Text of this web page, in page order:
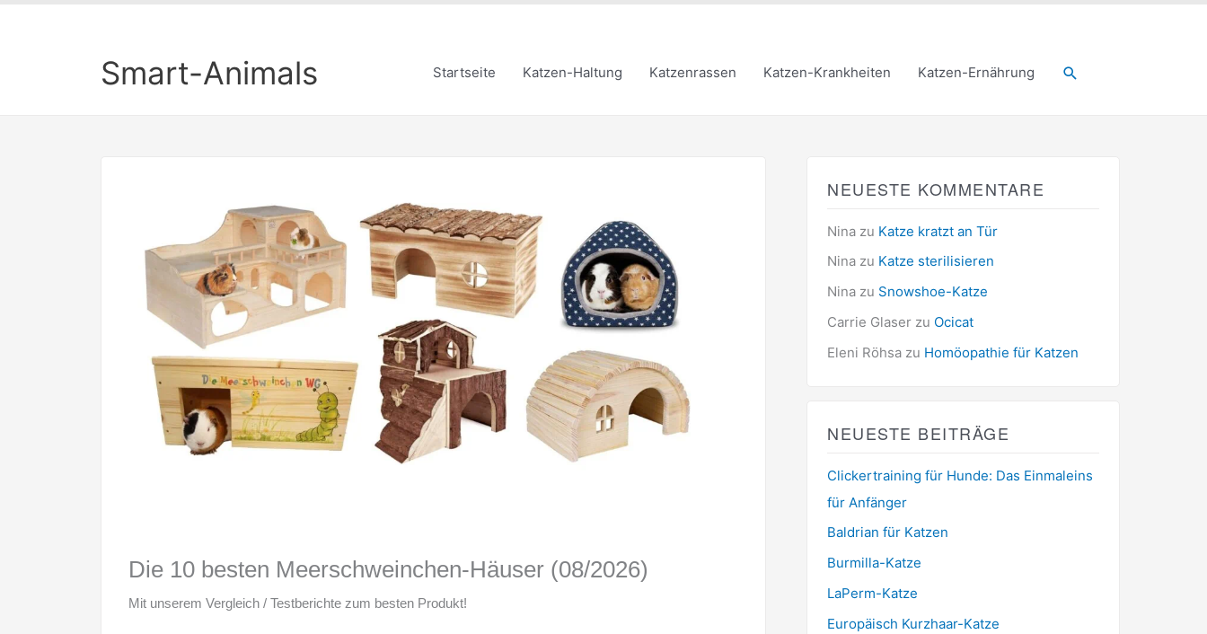
Smart-Animals Startseite Katzen-Haltung Katzenrassen Katzen-Krankheiten Katzen-Ernährung Suchen
Die 10 besten Meerschweinchen-Häuser (08/2026)
Mit unserem Vergleich / Testberichte zum besten Produkt!
NEUESTE KOMMENTARE
Nina zu Katze kratzt an Tür
Nina zu Katze sterilisieren
Nina zu Snowshoe-Katze
Carrie Glaser zu Ocicat
Eleni Röhsa zu Homöopathie für Katzen
NEUESTE BEITRÄGE
Clickertraining für Hunde: Das Einmaleins
für Anfänger
Baldrian für Katzen
Burmilla-Katze
LaPerm-Katze
Europäisch Kurzhaar-Katze